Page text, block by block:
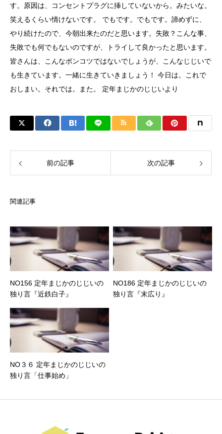
す。原因は、コンセントプラグに挿していないから。みたいな。
笑えるくらい情けないです。 でもです。でもです。諦めずに、
やり続けたので、今朝出来たのだと思います。失敗？こんな事、
失敗でも何でもないのですが、トライして良かったと思います。
皆さんは、こんなポンコツではないでしょうが、こんなじじいで
も生きています。一緒に生きていきましょう！ 今日は。これで
おしまい。それでは。また。 定年まじかのじじいより
前の記事 次の記事
関連記事
NO156 定年まじかのじじいの
独り言『近鉄白子』
NO186 定年まじかのじじいの
独り言『末広り』
NO３６ 定年まじかのじじいの
独り言「仕事始め」